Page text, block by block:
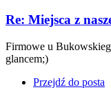
Re: Miejsca z
Firmowe u
glancem;)
Przejdź do posta